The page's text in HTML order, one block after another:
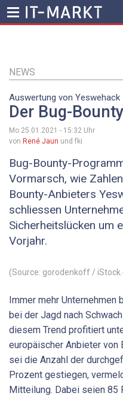
Inhalt
NEWS
Auswertung von Yeswehack
Der Bug-
Mo 25.01.2021 - 15:32 Uhr
von René Jaun und fki
Bug-Bounty-
Vormarsch, wie
Bounty-Anbieters
schliessen
Sicherheitslücken um
Vorjahr.
(Source: gorodenkoff /
Immer mehr
bei der Jagd nach
diesem Trend profitiert
europäischer Anbieter von
sei die Anzahl der
Prozent gestiegen,
Mitteilung. Dabei seien 85